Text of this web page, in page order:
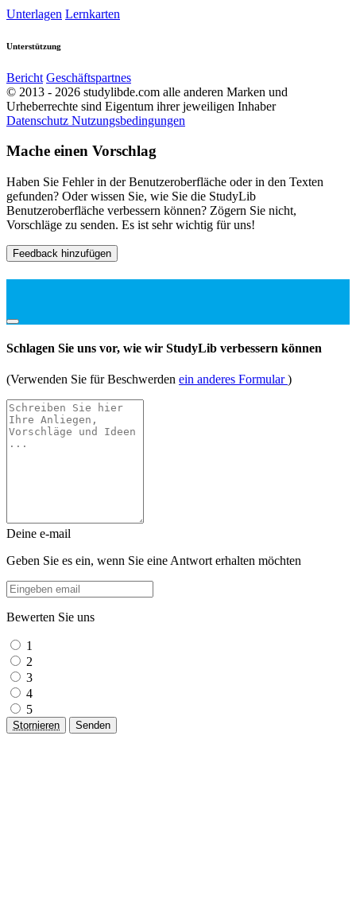
Unterlagen Lernkarten
Unterstützung
Bericht Geschäftspartnes
© 2013 - 2026 studylibde.com alle anderen Marken und
Urheberrechte sind Eigentum ihrer jeweiligen Inhaber
Datenschutz Nutzungsbedingungen
Mache einen Vorschlag
Haben Sie Fehler in der Benutzeroberfläche oder in den Texten
gefunden? Oder wissen Sie, wie Sie die StudyLib
Benutzeroberfläche verbessern können? Zögern Sie nicht,
Vorschläge zu senden. Es ist sehr wichtig für uns!
Feedback hinzufügen
Schlagen Sie uns vor, wie wir StudyLib verbessern können
(Verwenden Sie für Beschwerden ein anderes Formular)
Deine e-mail
Geben Sie es ein, wenn Sie eine Antwort erhalten möchten
Bewerten Sie uns
1
2
3
4
5
Stornieren Senden